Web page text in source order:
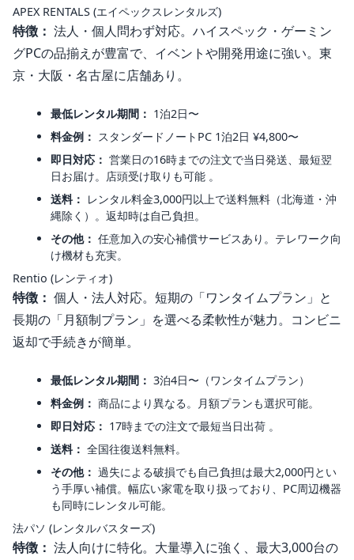
APEX RENTALS (エイペックスレンタルズ)
特徴： 法人・個人問わず対応。ハイスペック・ゲーミン
グPCの品揃えが豊富で、イベントや開発用途に強い。東
京・大阪・名古屋に店舗あり。
最低レンタル期間： 1泊2日〜
料金例： スタンダードノートPC 1泊2日 ¥4,800〜
即日対応： 営業日の16時までの注文で当日発送、最短翌
日お届け。店頭受け取りも可能 。
送料： レンタル料金3,000円以上で送料無料（北海道・沖
縄除く）。返却時は自己負担。
その他： 任意加入の安心補償サービスあり。テレワーク向
け機材も充実。
Rentio (レンティオ)
特徴： 個人・法人対応。短期の「ワンタイムプラン」と
長期の「月額制プラン」を選べる柔軟性が魅力。コンビニ
返却で手続きが簡単。
最低レンタル期間： 3泊4日〜（ワンタイムプラン）
料金例： 商品により異なる。月額プランも選択可能。
即日対応： 17時までの注文で最短当日出荷 。
送料： 全国往復送料無料。
その他： 過失による破損でも自己負担は最大2,000円とい
う手厚い補償。幅広い家電を取り扱っており、PC周辺機器
も同時にレンタル可能。
法パソ (レンタルバスターズ)
特徴： 法人向けに特化。大量導入に強く、最大3,000台の